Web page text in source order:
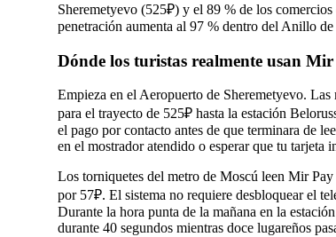
Sheremetyevo (525₽) y el 89 % de los
penetración aumenta al 97 % dentro del Anillo de
Dónde los turistas realmente usan
Empieza en el Aeropuerto de Sheremetyevo.
para el trayecto de 525₽ hasta la estación
el pago por contacto antes de que terminara de
en el mostrador atendido o esperar que tu
Los torniquetes del metro de Moscú leen Mir
por 57₽. El sistema no requiere desbloquear el
Durante la hora punta de la mañana en la
durante 40 segundos mientras doce lugareños